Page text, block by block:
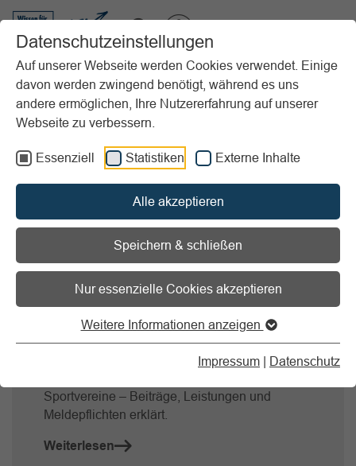
Datenschutzeinstellungen
Auf unserer Webseite werden Cookies verwendet. Einige
davon werden zwingend benötigt, während es uns
andere ermöglichen, Ihre Nutzererfahrung auf unserer
Webseite zu verbessern.
Essenziell Statistiken Externe Inhalte
Alle akzeptieren
Speichern & schließen
Nur essenzielle Cookies akzeptieren
Weitere Informationen anzeigen
Impressum | Datenschutz
Startseite Vereinsmanagement
Versicherungen & GEMA
Gesetzliche Unfallversicherung (VBG)
Vorlesen
Informationen zum Readspeaker öffnen
Gesetzliche Unfallversicherung
(VBG)
Informationen für Sportvereine zur
Verwaltungs-Berufsgenossenschaft (VBG):
Sportvereine – Beiträge, Leistungen und
Meldepflichten erklärt.
Weiterlesen